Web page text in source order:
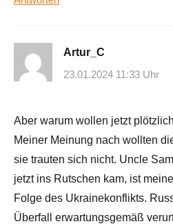
Artur_C
23.01.2024 11:33 Uhr
Aber warum wollen jetzt
Meiner Meinung nach wollten
sie trauten sich nicht. Uncle
jetzt ins Rutschen kam, ist
Folge des Ukrainekonflikts.
Überfall erwartungsgemäß